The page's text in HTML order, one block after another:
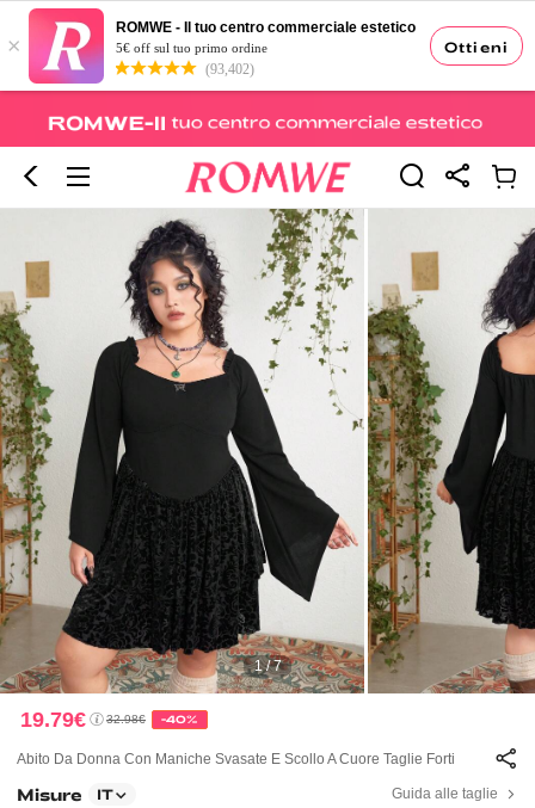
Ottieni
×
ROMWE - Il tuo centro commerciale estetico
5€ off sul tuo primo ordine
(93,402)
1 / 7
19.79€ 32.98€ -40%
Abito Da Donna Con Maniche Svasate E Scollo A Cuore Taglie Forti
Misure IT Guida alle taglie